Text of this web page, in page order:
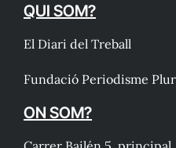
QUI SOM?
El Diari del Treball
Fundació Periodisme
ON SOM?